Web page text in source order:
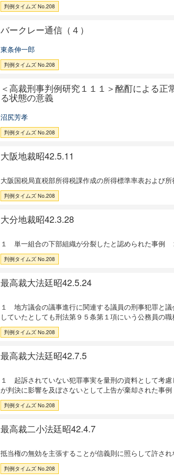
判例タイムズ No.208
バークレー通信（４）
東条伸一郎
判例タイムズ No.208
＜高裁刑事判例研究１１１＞酩酊による正
る状態の意義
沼尻芳孝
判例タイムズ No.208
大阪地裁昭42.5.11
大阪国税局直税部所得税課作成の所得標準率表および
判例タイムズ No.208
大分地裁昭42.3.28
１ 単一組合の下部組織が分裂したと認められた事例
判例タイムズ No.208
最高裁大法廷昭42.5.24
１ 地方議会の議事進行に関連する議員の刑事犯罪と
していたとしても刑法第９５条第１項にいう公務員の
判例タイムズ No.208
最高裁大法廷昭42.7.5
１ 起訴されていない犯罪事実を量刑の資料として考
が判決に影響を及ぼさないとして上告が棄却された事例
判例タイムズ No.208
最高裁二小法廷昭42.4.7
抵当権の無効を主張することが信義則に照らして許さ
判例タイムズ No.208